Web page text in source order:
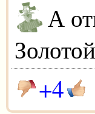
А
+4